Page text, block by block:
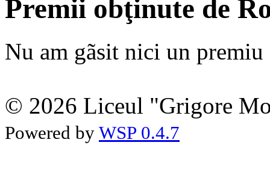
Premii obţinute de
Nu am gãsit nici un premiu
© 2026 Liceul "Grigore
Powered by WSP 0.4.7